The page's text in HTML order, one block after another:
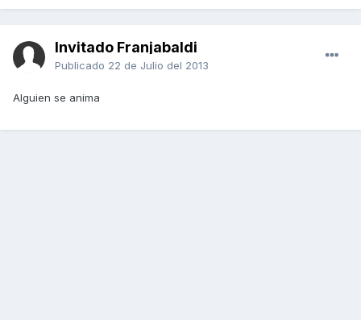
Invitado Franjabaldi
Publicado 22 de Julio del 2013
Alguien se anima